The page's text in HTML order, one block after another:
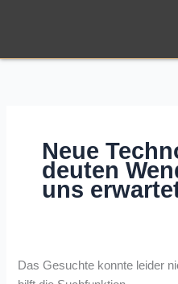
Neue
deuten
uns
Das Gesuchte konnte leider